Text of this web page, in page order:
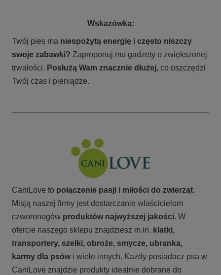
Wskazówka:
Twój pies ma niespożytą energię i często niszczy
swoje zabawki? Zaproponuj mu gadżety o zwiększonej
trwałości. Posłużą Wam znacznie dłużej, co oszczędzi
Twój czas i pieniądze.
CaniLove to połączenie pasji i miłości do zwierząt.
Misją naszej firmy jest dostarczanie właścicielom
czworonogów produktów najwyższej jakości. W
ofercie naszego sklepu znajdziesz m.in. klatki,
transportery, szelki, obroże, smycze, ubranka,
karmy dla psówi wiele innych. Każdy posiadacz psa w
CaniLove znajdzie produkty idealnie dobrane do